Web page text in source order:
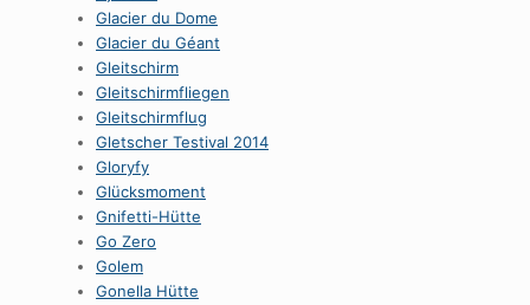
Glacier du Dome
Glacier du Géant
Gleitschirm
Gleitschirmfliegen
Gleitschirmflug
Gletscher Testival 2014
Gloryfy
Glücksmoment
Gnifetti-Hütte
Go Zero
Golem
Gonella Hütte